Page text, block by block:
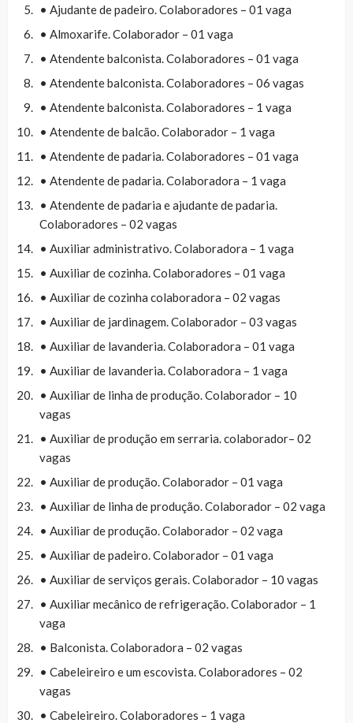
• Ajudante de padeiro. Colaboradores – 01 vaga
• Almoxarife. Colaborador – 01 vaga
• Atendente balconista. Colaboradores – 01 vaga
• Atendente balconista. Colaboradores – 06 vagas
• Atendente balconista. Colaboradores – 1 vaga
• Atendente de balcão. Colaborador – 1 vaga
• Atendente de padaria. Colaboradores – 01 vaga
• Atendente de padaria. Colaboradora – 1 vaga
• Atendente de padaria e ajudante de padaria.
Colaboradores – 02 vagas
• Auxiliar administrativo. Colaboradora – 1 vaga
• Auxiliar de cozinha. Colaboradores – 01 vaga
• Auxiliar de cozinha colaboradora – 02 vagas
• Auxiliar de jardinagem. Colaborador – 03 vagas
• Auxiliar de lavanderia. Colaboradora – 01 vaga
• Auxiliar de lavanderia. Colaboradora – 1 vaga
• Auxiliar de linha de produção. Colaborador – 10
vagas
• Auxiliar de produção em serraria. colaborador– 02
vagas
• Auxiliar de produção. Colaborador – 01 vaga
• Auxiliar de linha de produção. Colaborador – 02 vaga
• Auxiliar de produção. Colaborador – 02 vaga
• Auxiliar de padeiro. Colaborador – 01 vaga
• Auxiliar de serviços gerais. Colaborador – 10 vagas
• Auxiliar mecânico de refrigeração. Colaborador – 1
vaga
• Balconista. Colaboradora – 02 vagas
• Cabeleireiro e um escovista. Colaboradores – 02
vagas
• Cabeleireiro. Colaboradores – 1 vaga